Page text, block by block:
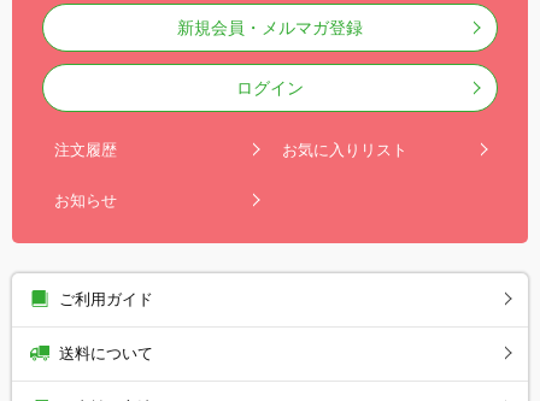
新規会員・メルマガ登録
ログイン
注文履歴 お気に入りリスト
お知らせ
ご利用ガイド
送料について